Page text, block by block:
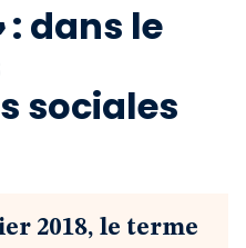
: dans le
sociales
2018, le terme